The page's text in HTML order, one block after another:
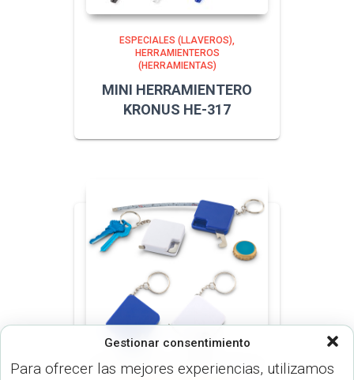
Gestionar consentimiento
Para ofrecer las mejores experiencias, utilizamos
ESPECIALES (LLAVEROS)
HERRAMIENTEROS
(HERRAMIENTAS)
MINI HERRAMIENTERO
KRONUS HE-317